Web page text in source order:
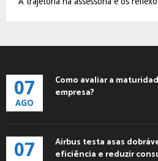
07
AGO
Como avaliar a
empresa?
07
Airbus testa asas
eficiência e reduzir